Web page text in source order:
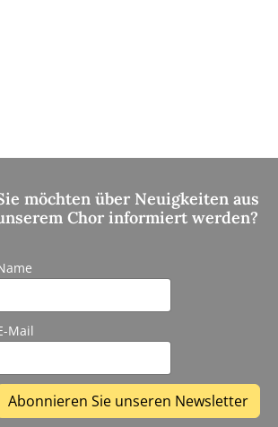
möchten über Neuigkeiten aus
Chor informiert werden?
Mail
Abonnieren Sie unseren Newsletter